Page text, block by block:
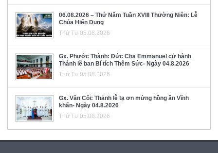
06.08.2026 – Thứ Năm Tuần XVIII Thường Niên: Lễ
Chúa Hiển Dung
Thứ Tư 05.08.2026
Gx. Phước Thành: Đức Cha Emmanuel cử hành
Thánh lễ ban Bí tích Thêm Sức- Ngày 04.8.2026
Thứ Tư 05.08.2026
Gx. Văn Côi: Thánh lễ tạ ơn mừng hồng ân Vĩnh
khấn- Ngày 04.8.2026
Thứ Tư 05.08.2026